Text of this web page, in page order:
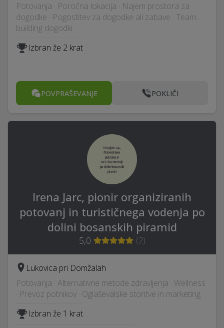
Potovanja · Poročna lokacija · Najem prostora za
dogodke · Pogostitev za dogodke ali zabave · Team
building dogodki
Izbran že 2 krat
POVPRAŠEVANJE POKLIČI
Irena Jarc, pionir organiziranih
potovanj in turističnega vodenja po
dolini bosanskih piramid
5,0 (2)
Lukovica pri Domžalah
Potovanja · Alternativne metode zdravljenja · Wellness
· Prevoz potnikov · Oglaševalske storitve in marketing
Izbran že 1 krat